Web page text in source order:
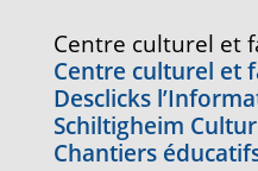
Centre culturel et
Centre culturel et
Desclicks
Schiltigheim
Chantiers